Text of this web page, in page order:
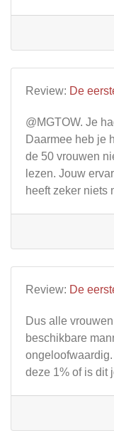
Review: De
@MGTOW. Je
Daarmee heb je
de 50 vrouwen
lezen. Jouw
heeft zeker niets
Review: De
Dus alle
beschikbare
deze 1% of is dit